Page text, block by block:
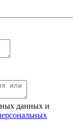
данных и